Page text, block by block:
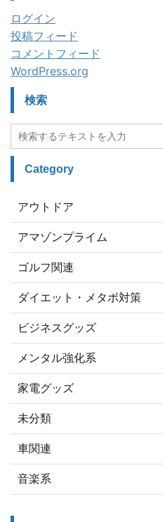
ログイン
投稿フィード
コメントフィード
WordPress.org
検索
Category
アウトドア
アマゾンプライム
ゴルフ関連
ダイエット・メタボ対策
ビジネスグッズ
メンタル強化系
家電グッズ
未分類
車関連
音楽系